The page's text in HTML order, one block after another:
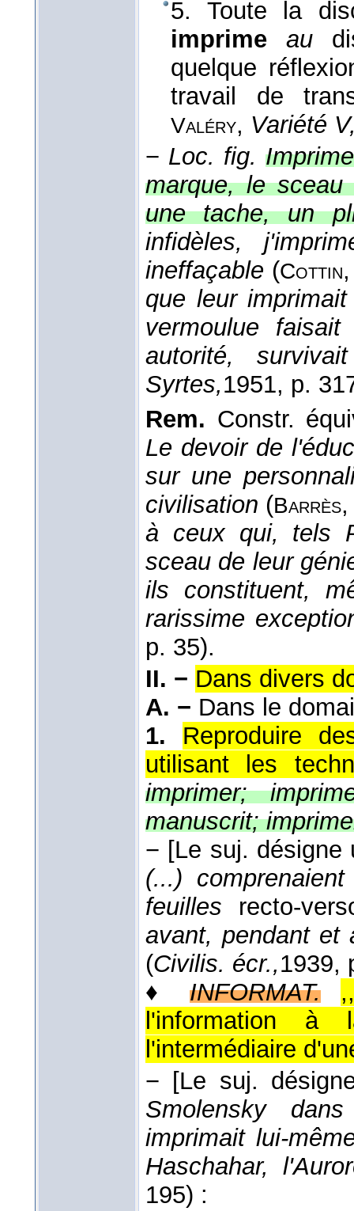
5. Toute la
imprime au
quelque
travail de
Valéry, Variété
− Loc. fig.
marque, le
une tache, un
infidèles,
ineffaçable (Cottin
que leur
vermoulue
autorité,
Syrtes,1951, p.
Rem. Constr.
Le devoir de
sur une
civilisation (Barrès
à ceux qui, tels
sceau de leur
ils constituent,
rarissime
p. 35).
II. − Dans divers
A. − Dans le
1.
Reproduire
utilisant les
imprimer;
manuscrit;
− [Le suj. désigne
(...)
feuilles recto-
avant, pendant et
(Civilis. écr.,1939,
♦INFORMAT.
l'information à
l'intermédiaire
− [Le suj.
Smolensky
imprimait lui-
Haschahar,
195) :